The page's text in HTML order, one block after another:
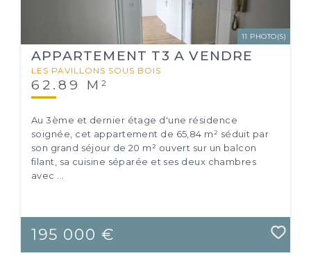
11 PHOTO(S)
APPARTEMENT T3 A VENDRE
LES PAVILLONS SOUS BOIS
62.89 M 2
195 000 €
Au 3ème et dernier étage d'une résidence
soignée, cet appartement de 65,84 m² séduit par
son grand séjour de 20 m² ouvert sur un balcon
filant, sa cuisine séparée et ses deux chambres
avec ...